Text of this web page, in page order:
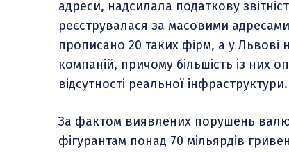
адреси, надсилала податкову
реєструвалася за масовими
прописано 20 таких фірм, а у Львові
компаній, причому більшість із них
відсутності реальної інфраструктури.
За фактом виявлених порушень
фігурантам понад 70 мільярдів